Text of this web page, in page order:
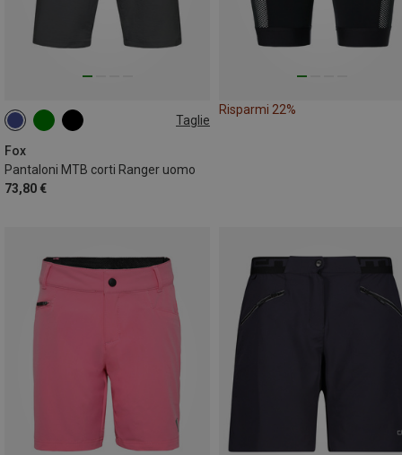
Taglie
Fox
Pantaloni MTB corti Ranger uomo
73,80 €
XL XXL
Risparmi 22%